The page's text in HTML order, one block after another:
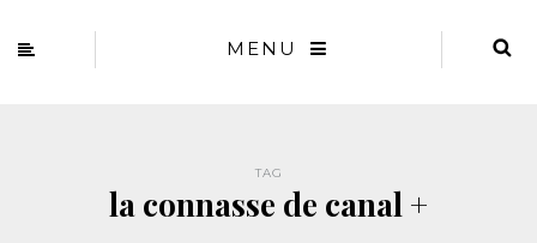
MENU
TAG
la connasse de canal +